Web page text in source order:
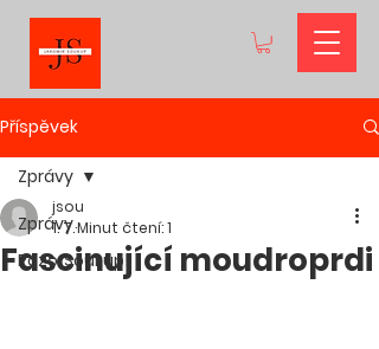
Příspěvek
Zprávy
PozorSoukup!
Zprávy
Fascinující moudroprdi
jsou
1. 7.Minut čtení: 1